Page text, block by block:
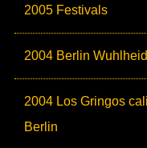
2005 Festivals
2004 Berlin
2004 Los Gringos
Berlin